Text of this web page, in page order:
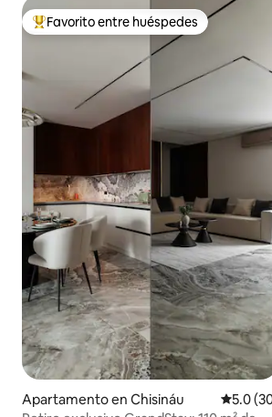
Favorito entre huéspedes preferido
Favorito entre huéspedes
Apartamento en Chisináu
5.0